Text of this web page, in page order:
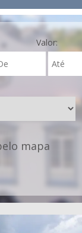
Valor:
mapa